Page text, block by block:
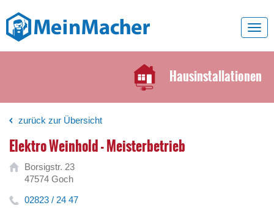
Hausinstallationen
zurück zur Übersicht
Elektro Weinhold - Meisterbetrieb
Borsigstr. 23
47574 Goch
02823 / 24 47